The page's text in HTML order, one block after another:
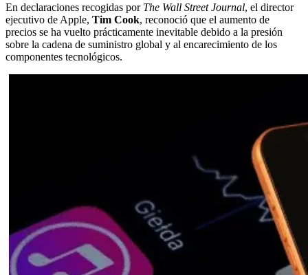
En declaraciones recogidas por The Wall Street Journal, el director
ejecutivo de Apple, Tim Cook, reconoció que el aumento de
precios se ha vuelto prácticamente inevitable debido a la presión
sobre la cadena de suministro global y al encarecimiento de los
componentes tecnológicos.